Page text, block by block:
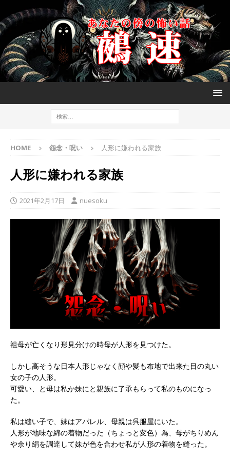
HOME 怨念・呪い 人形に嫌われる家族
人形に嫌われる家族
2021年2月17日 nuesoku
祖母が亡くなり形見分けの時母が人形を見つけた。
しかし高そうな日本人形じゃなく顔や髪も布地で出来た目の丸い
女の子の人形。
可愛い、と母は私か妹にと親族に了承もらって私のものになっ
た。
私は縫い子で、妹はアパレル、母親は呉服屋にいた。
人形が地味な綿の着物だった（ちょっと変色）為、母がちりめん
や余り絹を調達して妹が色を合わせ私が人形の着物を縫った。